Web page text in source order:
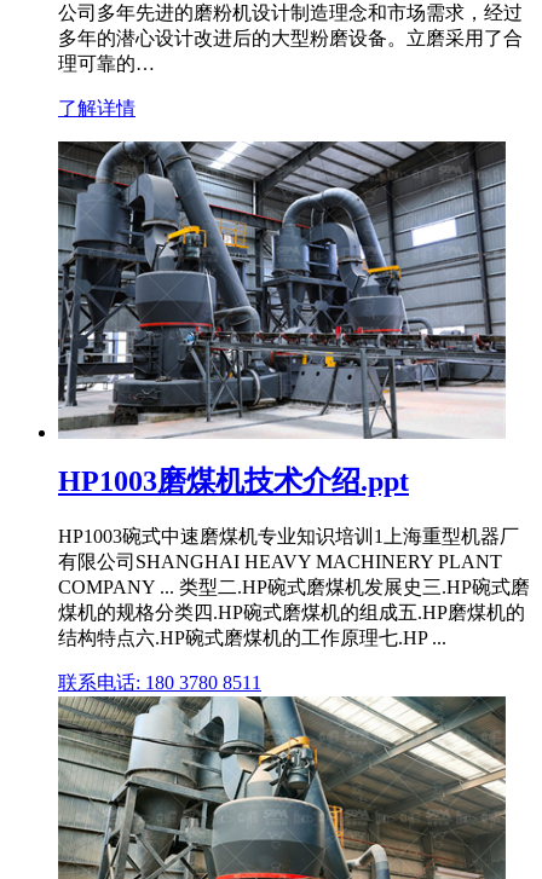
公司多年先进的磨粉机设计制造理念和市场需求，经过
多年的潜心设计改进后的大型粉磨设备。立磨采用了合
理可靠的…
了解详情
HP1003磨煤机技术介绍.ppt
HP1003碗式中速磨煤机专业知识培训1上海重型机器厂
有限公司SHANGHAI HEAVY MACHINERY PLANT
COMPANY ... 类型二.HP碗式磨煤机发展史三.HP碗式磨
煤机的规格分类四.HP碗式磨煤机的组成五.HP磨煤机的
结构特点六.HP碗式磨煤机的工作原理七.HP ...
联系电话: 180 3780 8511